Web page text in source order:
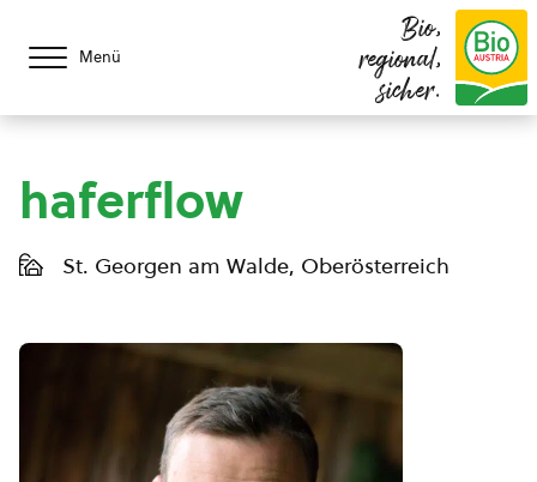
Menü
Bio,
regional,
sicher.
haferflow
St. Georgen am Walde, Oberösterreich